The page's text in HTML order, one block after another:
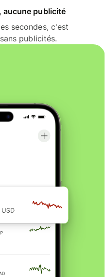
aucune publicité
secondes, c'est
publicités.